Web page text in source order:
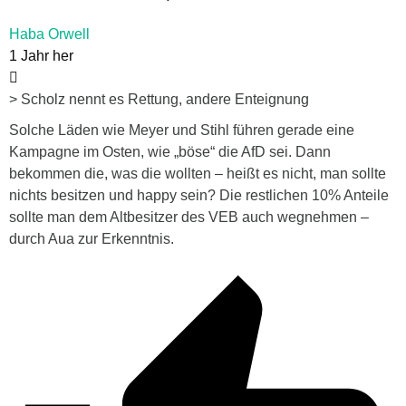
Haba Orwell
1 Jahr her
> Scholz nennt es Rettung, andere Enteignung
Solche Läden wie Meyer und Stihl führen gerade eine
Kampagne im Osten, wie „böse“ die AfD sei. Dann
bekommen die, was die wollten – heißt es nicht, man sollte
nichts besitzen und happy sein? Die restlichen 10% Anteile
sollte man dem Altbesitzer des VEB auch wegnehmen –
durch Aua zur Erkenntnis.